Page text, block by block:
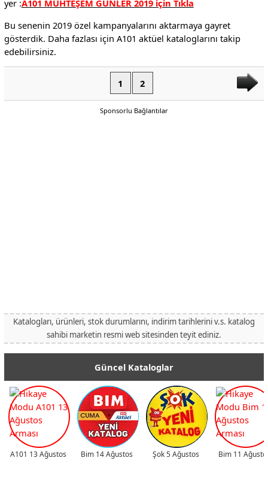
yer :A101 MUHTEŞEM GÜNLER 2019 için Tıkla
Bu senenin 2019 özel kampanyalarını aktarmaya gayret
gösterdik. Daha fazlası için A101 aktüel kataloglarını takip
edebilirsiniz.
1 2
Sponsorlu Bağlantılar
Katalogları, ürünleri, stok durumlarını, indirim tarihlerini v.s. katalog
sahibi marketin resmi web sitesinden teyit ediniz.
Güncel Kataloglar
A101 13 Ağustos Bim 14 Ağustos Şok 5 Ağustos Bim 11